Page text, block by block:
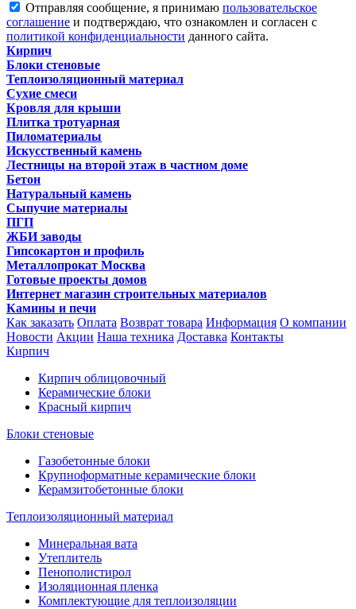
Отправляя сообщение, я принимаю пользовательское
соглашение и подтверждаю, что ознакомлен и согласен с
политикой конфиденциальности данного сайта.
Кирпич
Блоки стеновые
Теплоизоляционный материал
Сухие смеси
Кровля для крыши
Плитка тротуарная
Пиломатериалы
Искусственный камень
Лестницы на второй этаж в частном доме
Бетон
Натуральный камень
Сыпучие материалы
ПГП
ЖБИ заводы
Гипсокартон и профиль
Металлопрокат Москва
Готовые проекты домов
Интернет магазин строительных материалов
Камины и печи
Как заказать Оплата Возврат товара Информация О компании
Новости Акции Наша техника Доставка Контакты
Кирпич
Кирпич облицовочный
Керамические блоки
Красный кирпич
Блоки стеновые
Газобетонные блоки
Крупноформатные керамические блоки
Керамзитобетонные блоки
Теплоизоляционный материал
Минеральная вата
Утеплитель
Пенополистирол
Изоляционная пленка
Комплектующие для теплоизоляции